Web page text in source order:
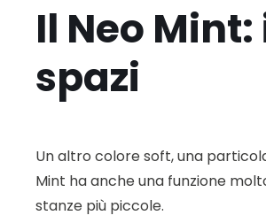
Il Neo
spazi
Un altro colore soft, una
Mint ha anche una funzione
stanze più piccole.